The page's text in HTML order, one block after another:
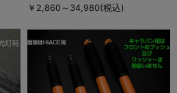
￥2,860～34,980(税込)